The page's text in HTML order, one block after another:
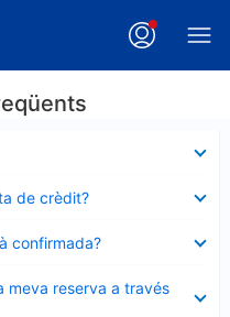
de crèdit?
confirmada?
meva reserva a través